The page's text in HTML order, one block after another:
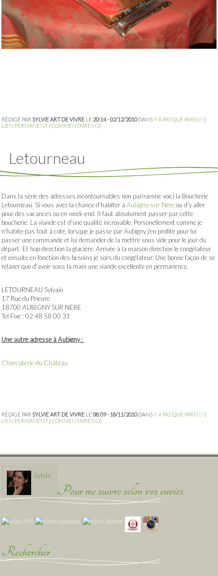
RÉDIGÉ PAR SYLVIE ART DE VIVRE LE 20:14 - 02/12/2010DANSY A PAS QUE PARIS !!! |
LIEN PERMANENT | COMMENTAIRES (3)
Letourneau
Dans la série des adresses incontournables non parisienne voici la Boucherie
Letourneau. Si vous avez la chance d'habiter à Aubigny-sur-Nèreou d'y aller
pour des vacances ou en week-end. Il faut absolument passer par cette
boucherie. La viande est d'une qualité incroyable. Personellement comme je
n'habite pas tout à coté, lorsque je passe par Aubigny j'en profite pour lui
passer une commande et lui demander de la mettre sous vide pour le jour du
départ. Et hop direction la glacière. Arrivée à la maison direction le congélateur
et ensuite en fonction des besoins je sors du congélateur. Une bonne façon de se
relaxer que d'avoir sous la main une viande excellente en permanence.
LETOURNEAU Sylvain
17 Rue du Prieure
18700 AUBIGNY SUR NERE
Tel Fixe : 02 48 58 00 31
Une autre adresse à Aubigny :
Charcuterie du Château
RÉDIGÉ PAR SYLVIE ART DE VIVRE LE 08:09 - 18/11/2010DANSY A PAS QUE PARIS !!! |
LIEN PERMANENT | COMMENTAIRES (0)
Sylvie
Pour me suivre selon vos envies
Rechercher